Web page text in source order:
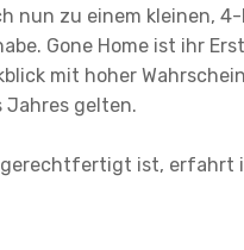
nun zu einem kleinen,
Gone Home ist ihr
mit hoher
Jahres gelten.
gerechtfertigt ist,